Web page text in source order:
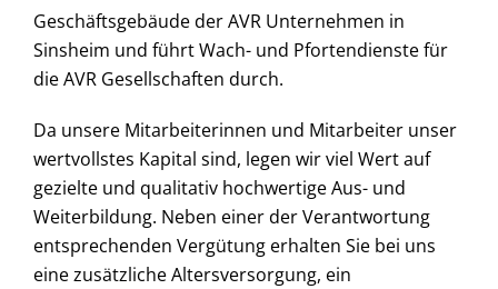
Geschäftsgebäude der AVR Unternehmen in
Sinsheim und führt Wach- und Pfortendienste für
die AVR Gesellschaften durch.
Da unsere Mitarbeiterinnen und Mitarbeiter unser
wertvollstes Kapital sind, legen wir viel Wert auf
gezielte und qualitativ hochwertige Aus- und
Weiterbildung. Neben einer der Verantwortung
entsprechenden Vergütung erhalten Sie bei uns
eine zusätzliche Altersversorgung, ein